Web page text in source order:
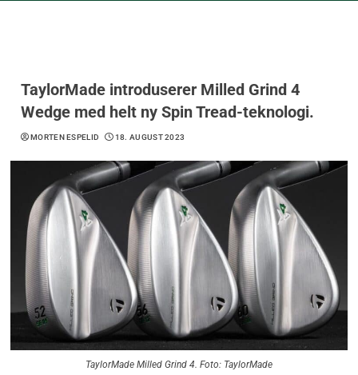
TaylorMade introduserer Milled Grind 4
Wedge med helt ny Spin Tread-teknologi.
MORTEN ESPELID 18. AUGUST 2023
TaylorMade Milled Grind 4. Foto: TaylorMade